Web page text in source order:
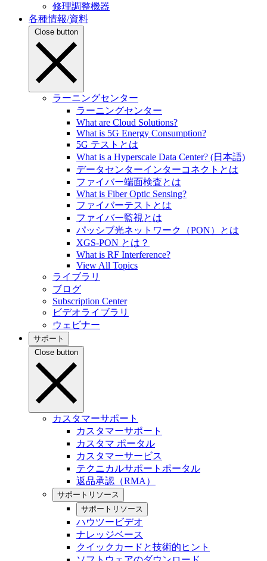
修理調整機器
各種情報/資料
Close button
ラーニングセンター
ラーニングセンター
What are Cloud Solutions?
What is 5G Energy Consumption?
5G テストとは
What is a Hyperscale Data Center? (日本語)
データセンターインターコネクトとは
ファイバー端面検査とは
What is Fiber Optic Sensing?
ファイバーテストとは
ファイバー監視とは
パッシブ光ネットワーク（PON）とは
XGS-PON とは？
What is RF Interference?
View All Topics
ライブラリ
ブログ
Subscription Center
ビデオライブラリ
ウェビナー
サポート
Close button
カスタマーサポート
カスタマーサポート
カスタマ ポータル
カスタマーサービス
テクニカルサポートポータル
返品承認（RMA）
サポートリソース
サポートリソース
ハウツービデオ
ナレッジベース
クイックカードと技術的ヒント